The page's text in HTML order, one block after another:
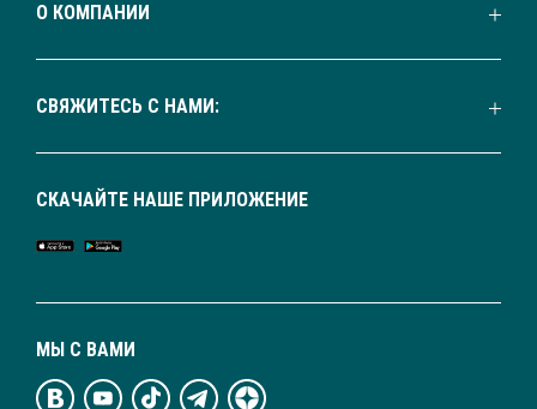
О КОМПАНИИ
СВЯЖИТЕСЬ С НАМИ:
МЫ С ВАМИ
СКАЧАЙТЕ НАШЕ ПРИЛОЖЕНИЕ